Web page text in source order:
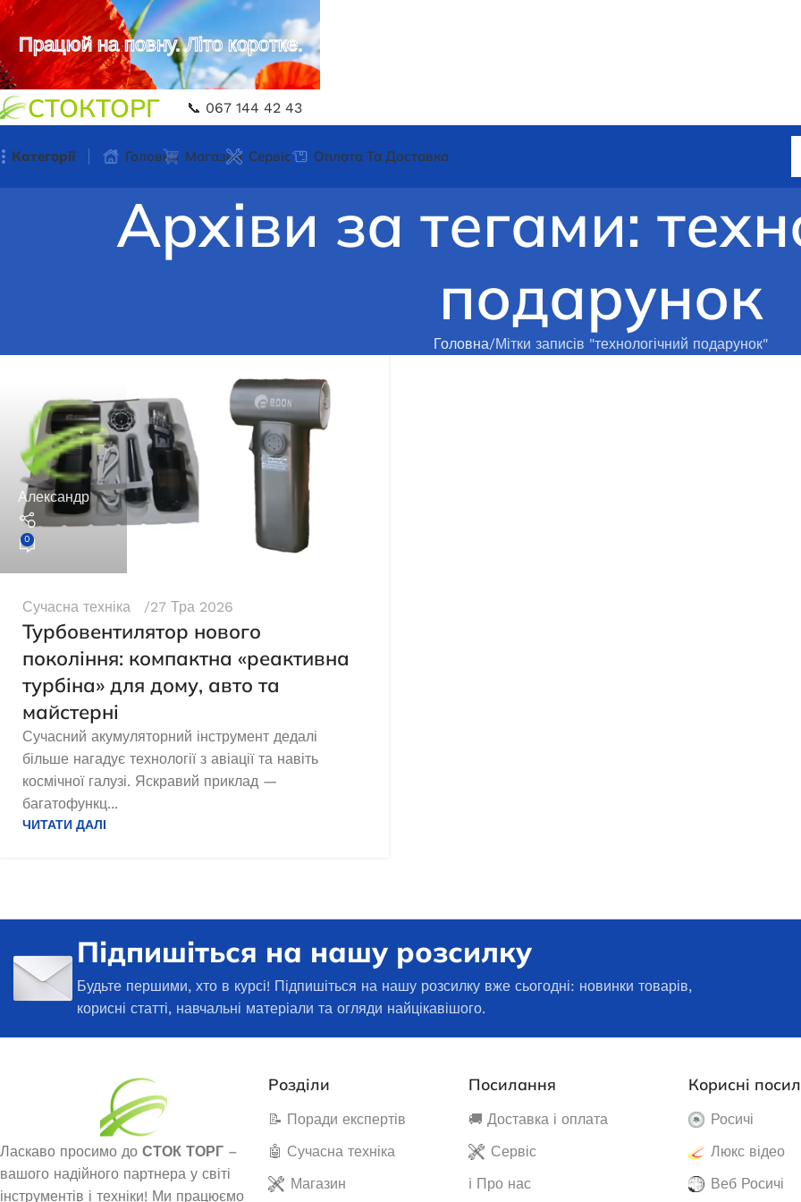
СТОКТОРГ 📞 067 144 42 43
Категорії
Генератори
Дизельний генератор Edon DPG-
5000
В наявності
3800D
генератор EDON ED-AXQ-160A
(160A, автономний MMA апарат)
Головна Магазин Сервіс Оплата Та Доставка
Архіви за тегами:
подарунок
Головна Мітки записів "технологічний подарунок"
Александр
0
Сучасна техніка 27 Тра 2026
Турбовентилятор нового
покоління: компактна «реактивна
турбіна» для дому, авто та
майстерні
Сучасний акумуляторний інструмент дедалі
більше нагадує технології з авіації та навіть
космічної галузі. Яскравий приклад —
багатофункц...
ЧИТАТИ ДАЛІ
Підпишіться на нашу розсилку
Будьте першими, хто в курсі! Підпишіться на нашу розсилку вже сьогодні: новинки товарів,
корисні статті, навчальні матеріали та огляди найцікавішого.
Ласкаво просимо до СТОК ТОРГ –
вашого надійного партнера у світі
інструментів і техніки! Ми працюємо
Розділи
📝 Поради експертів
🤖 Сучасна техніка
Магазин
Посилання
🚚 Доставка і оплата
Сервіс
ℹ️ Про нас
Корисні
Росичі
Люкс відео
Веб Росичі
Працюй на повну. Літо коротке.